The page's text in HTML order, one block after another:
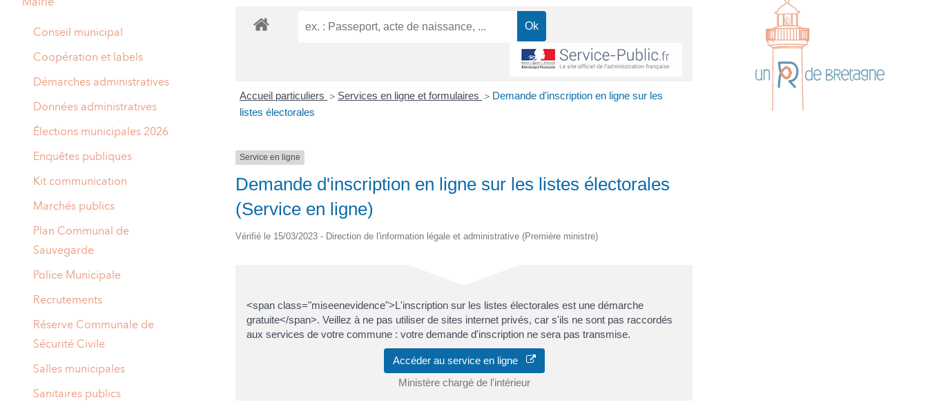
Accueil particuliers > Services en ligne et formulaires > Demande d'inscription en ligne sur les
listes électorales
Service en ligne
Demande d'inscription en ligne sur les listes électorales
(Service en ligne)
Vérifié le 15/03/2023 - Direction de l'information légale et administrative (Première ministre)
<span class="miseenevidence">L'inscription sur les listes électorales est une démarche
gratuite</span>. Veillez à ne pas utiliser de sites internet privés, car s'ils ne sont pas raccordés
aux services de votre commune : votre demande d'inscription ne sera pas transmise.
Accéder au service en ligne
Ministère chargé de l'intérieur
Conseil municipal
Coopération et labels
Démarches administratives
Données administratives
Élections municipales 2026
Enquêtes publiques
Kit communication
Marchés publics
Plan Communal de
Sauvegarde
Police Municipale
Recrutements
Réserve Communale de
Sécurité Civile
Salles municipales
Sanitaires publics